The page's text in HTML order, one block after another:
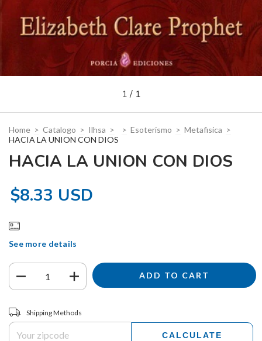
1 / 1
Home > Catalogo > Ilhsa > > Esoterismo > Metafisica >
HACIA LA UNION CON DIOS
HACIA LA UNION CON DIOS
$8.33 USD
See more details
Shipping for zipcode:
Shipping Methods
CALCULATE